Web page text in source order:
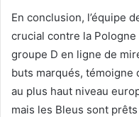
En conclusion, l’équipe
crucial contre la
groupe D en ligne de
buts marqués,
au plus haut niveau
mais les Bleus sont